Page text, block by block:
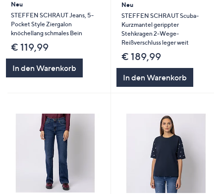
Neu
STEFFEN SCHRAUT Jeans, 5-
Pocket Style Ziergalon
knöchellang schmales Bein
€ 119,99
In den Warenkorb
Neu
STEFFEN SCHRAUT Scuba-
Kurzmantel gerippter
Stehkragen 2-Wege-
Reißverschluss leger weit
€ 189,99
In den Warenkorb